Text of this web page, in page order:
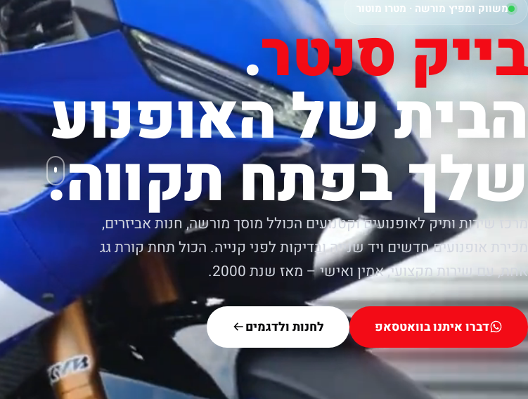
משווק ומפיץ מורשה · מטרו מוטור
בייק סנטר.
הבית של האופנוע
שלך בפתח תקווה.
מרכז שירות ותיק לאופנועים וקטנועים הכולל מוסך מורשה, חנות אביזרים,
מכירת אופנועים חדשים ויד שנייה ובדיקות לפני קנייה. הכול תחת קורת גג
אחת, עם שירות מקצועי, אמין ואישי – מאז שנת 2000.
דברו איתנו בוואטסאפ לחנות ולדגמים